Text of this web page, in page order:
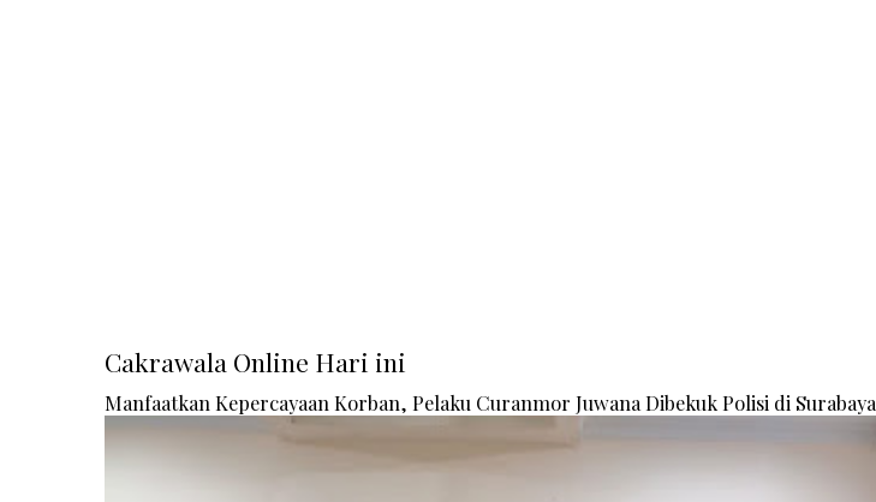
Cakrawala Online Hari ini
Manfaatkan Kepercayaan Korban, Pelaku Curanmor Juwana Dibekuk Polisi di Surabaya